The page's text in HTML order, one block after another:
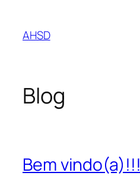
AHSD
Blog
Bem vindo(a)!!!